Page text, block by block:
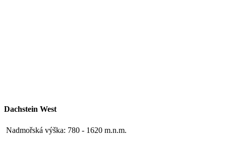
Dachstein West
Nadmořská výška: 780 - 1620 m.n.m.